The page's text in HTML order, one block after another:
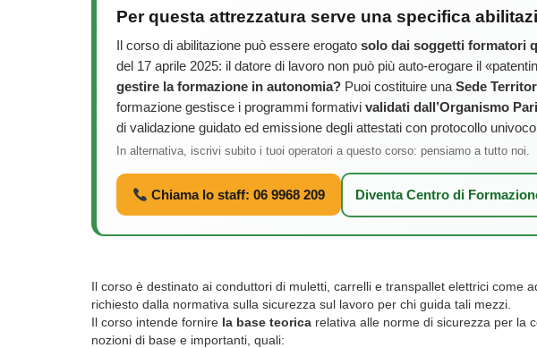
Per questa attrezzatura serve una specifica
Il corso di abilitazione può essere erogato solo dai soggetti formatori
del 17 aprile 2025: il datore di lavoro non può più auto-erogare il
gestire la formazione in autonomia? Puoi costituire una Sede
formazione gestisce i programmi formativi validati dall’Organismo
di validazione guidato ed emissione degli attestati con protocollo
In alternativa, iscrivi subito i tuoi operatori a questo corso: pensiamo a tutto noi.
Chiama lo staff: 06 9968 209 Diventa Centro di
Il corso è destinato ai conduttori di muletti, carrelli e transpallet elettrici come
richiesto dalla normativa sulla sicurezza sul lavoro per chi guida tali mezzi.
Il corso intende fornire la base teorica relativa alle norme di sicurezza per la
nozioni di base e importanti, quali: